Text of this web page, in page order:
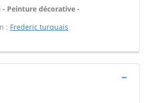
- Peinture décorative -
: Frederic turquais